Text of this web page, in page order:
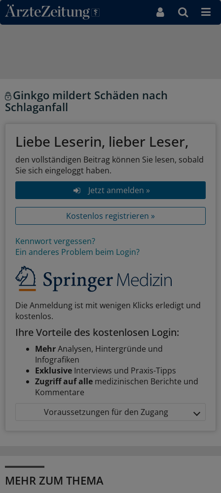
Direkt zum Inhaltsbereich
Ginkgo mildert Schäden nach
Schlaganfall
Liebe Leserin, lieber Leser,
den vollständigen Beitrag können Sie lesen, sobald
Sie sich eingeloggt haben.
Jetzt anmelden »
Kostenlos registrieren »
Kennwort vergessen?
Ein anderes Problem beim Login?
Die Anmeldung ist mit wenigen Klicks erledigt und
kostenlos.
Ihre Vorteile des kostenlosen Login:
MehrAnalysen, Hintergründe und
Infografiken
Exklusive Interviews und Praxis-Tipps
Zugriff auf alle medizinischen Berichte und
Kommentare
Voraussetzungen für den Zugang
MEHR ZUM THEMA